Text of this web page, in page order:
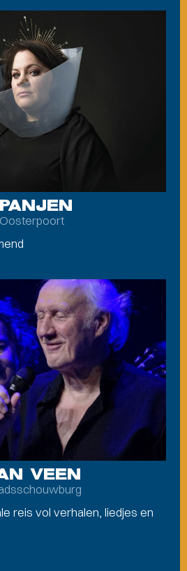
VEEN
reis vol verhalen, liedjes en